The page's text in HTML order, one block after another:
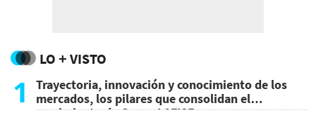
LO + VISTO
1
Trayectoria, innovación y conocimiento de los
mercados, los pilares que consolidan el